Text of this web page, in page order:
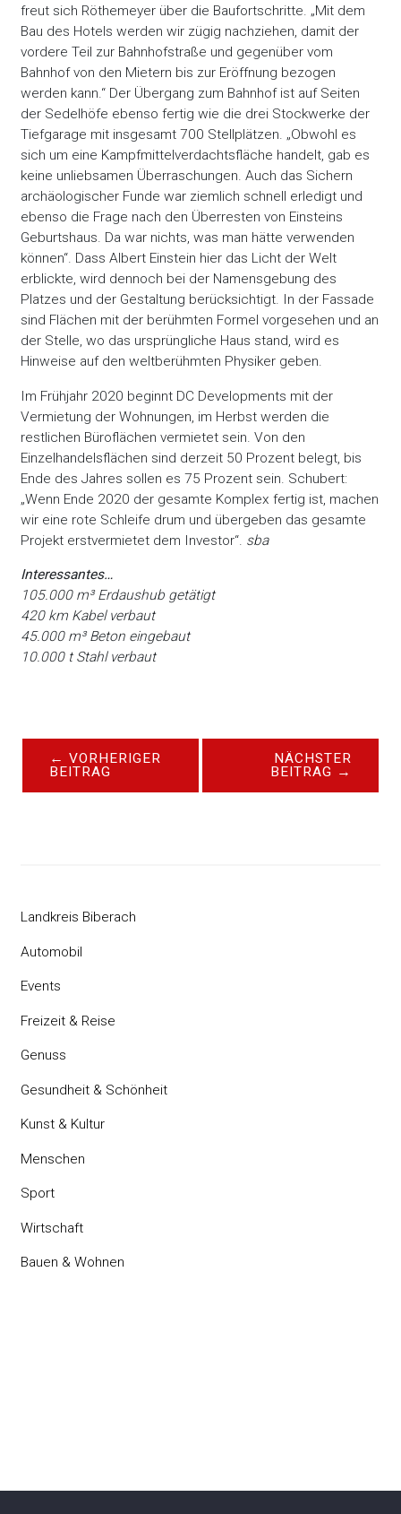
freut sich Röthemeyer über die Baufortschritte. „Mit dem
Bau des Hotels werden wir zügig nachziehen, damit der
vordere Teil zur Bahnhofstraße und gegenüber vom
Bahnhof von den Mietern bis zur Eröffnung bezogen
werden kann.“ Der Übergang zum Bahnhof ist auf Seiten
der Sedelhöfe ebenso fertig wie die drei Stockwerke der
Tiefgarage mit insgesamt 700 Stellplätzen. „Obwohl es
sich um eine Kampfmittelverdachtsfläche handelt, gab es
keine unliebsamen Überraschungen. Auch das Sichern
archäologischer Funde war ziemlich schnell erledigt und
ebenso die Frage nach den Überresten von Einsteins
Geburtshaus. Da war nichts, was man hätte verwenden
können“. Dass Albert Einstein hier das Licht der Welt
erblickte, wird dennoch bei der Namensgebung des
Platzes und der Gestaltung berücksichtigt. In der Fassade
sind Flächen mit der berühmten Formel vorgesehen und an
der Stelle, wo das ursprüngliche Haus stand, wird es
Hinweise auf den weltberühmten Physiker geben.
Im Frühjahr 2020 beginnt DC Developments mit der
Vermietung der Wohnungen, im Herbst werden die
restlichen Büroflächen vermietet sein. Von den
Einzelhandelsflächen sind derzeit 50 Prozent belegt, bis
Ende des Jahres sollen es 75 Prozent sein. Schubert:
„Wenn Ende 2020 der gesamte Komplex fertig ist, machen
wir eine rote Schleife drum und übergeben das gesamte
Projekt erstvermietet dem Investor“. sba
Interessantes…
105.000 m³ Erdaushub getätigt
420 km Kabel verbaut
45.000 m³ Beton eingebaut
10.000 t Stahl verbaut
← VORHERIGER
BEITRAG
NÄCHSTER
BEITRAG →
Landkreis Biberach
Automobil
Events
Freizeit & Reise
Genuss
Gesundheit & Schönheit
Kunst & Kultur
Menschen
Sport
Wirtschaft
Bauen & Wohnen